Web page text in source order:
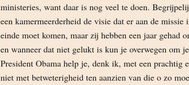
ministeries, want daar is nog veel te doen.
een kamermeerderheid de visie dat er aan de missie
einde moet komen, maar zij hebben een jaar gehad
en wanneer dat niet gelukt is kun je overwegen om
President Obama help je, denk ik, met een prachtig
niet met betweterigheid ten aanzien van die o zo